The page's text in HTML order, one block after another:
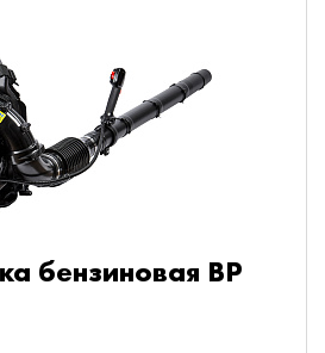
бензиновая BP